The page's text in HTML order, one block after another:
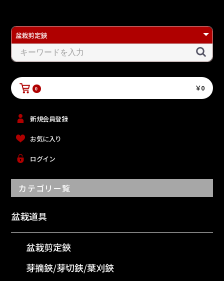
0 ￥0
新規会員登録
お気に入り
ログイン
カテゴリー覧
盆栽道具
盆栽剪定鋏
芽摘鋏/芽切鋏/葉刈鋏